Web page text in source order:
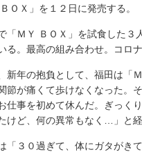
ＢＯＸ」を１２日に発売する。
「ＭＹ ＢＯＸ」を試食した３
る。最高の組み合わせ。コロ
新年の抱負として、福田は「
節が痛くて歩けなくなった。
仕事を初めて休んだ。ぎっく
けど、何の異常もなく…」と
「３０過ぎて、体にガタがき